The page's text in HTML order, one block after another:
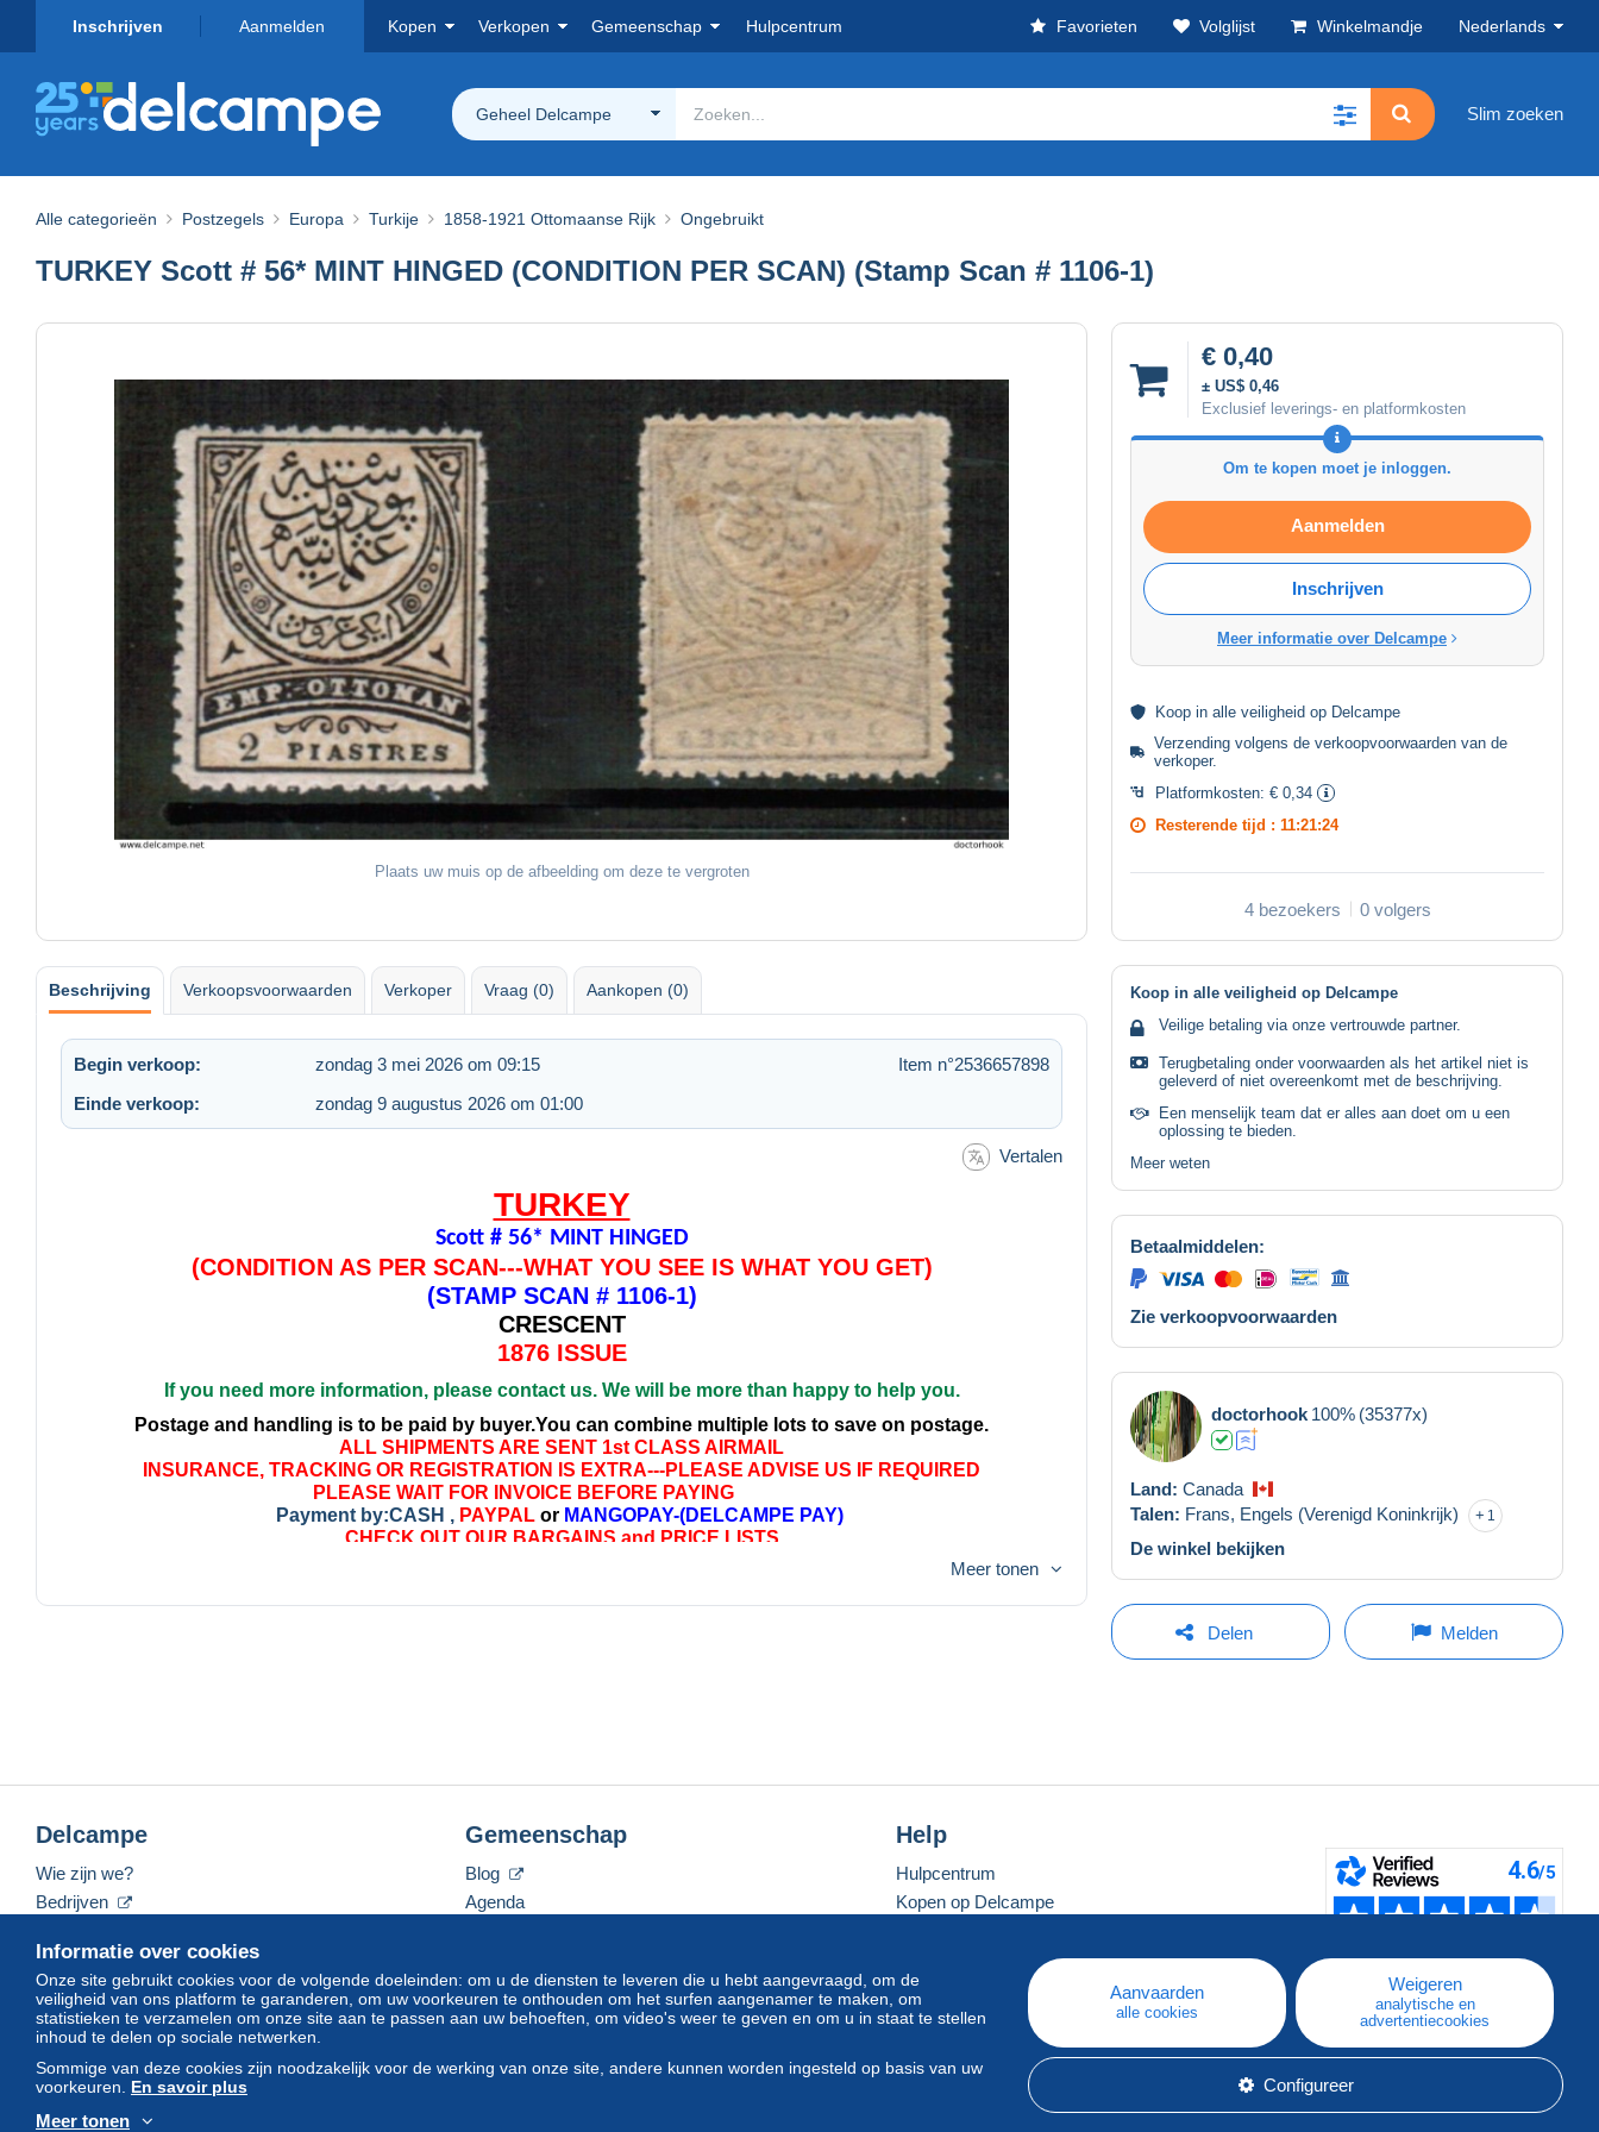
Inschrijven Aanmelden Kopen Verkopen Gemeenschap Hulpcentrum Favorieten Volglijst Winkelmandje Nederlands
Geheel Delcampe Slim zoeken
Alle categorieën Postzegels Europa Turkije 1858-1921 Ottomaanse Rijk Ongebruikt
TURKEY Scott # 56* MINT HINGED (CONDITION PER SCAN) (Stamp Scan # 1106-1)
Plaats uw muis op de afbeelding om deze te vergroten
€ 0,40
± US$ 0,46
Exclusief leverings- en platformkosten
Om te kopen moet je inloggen.
Aanmelden
Inschrijven
Meer informatie over Delcampe
Koop in alle veiligheid op Delcampe
Verzending volgens deverkoopvoorwaarden van de
verkoper.
Platformkosten: € 0,34
Resterende tijd : 11:21:23
4 bezoekers 0 volgers
Beschrijving Verkoopsvoorwaarden Verkoper Vraag (0) Aankopen (0)
Begin verkoop: zondag 3 mei 2026 om 09:15
Item n°2536657898
Einde verkoop:
zondag 9 augustus 2026 om 01:00
Vertalen
TURKEY
Scott # 56* MINT HINGED
(CONDITION AS PER SCAN---WHAT YOU SEE IS WHAT YOU GET)
(STAMP SCAN # 1106-1)
CRESCENT
1876 ISSUE
If you need more information, please contact us. We will be more than happy to help you.
Postage and handling is to be paid by buyer.You can combine multiple lots to save on postage.
ALL SHIPMENTS ARE SENT 1st CLASS AIRMAIL
INSURANCE, TRACKING OR REGISTRATION IS EXTRA---PLEASE ADVISE US IF REQUIRED
PLEASE WAIT FOR INVOICE BEFORE PAYING
Payment by:CASH , PAYPAL or MANGOPAY-(DELCAMPE PAY)
CHECK OUT OUR BARGAINS and PRICE LISTS
Meer tonen
Koop in alle veiligheid op Delcampe
Veilige betaling via onze vertrouwde partner.
Terugbetaling onder voorwaarden als het artikel niet is
geleverd of niet overeenkomt met de beschrijving.
Een menselijk team dat er alles aan doet om u een
oplossing te bieden.
Meer weten
Betaalmiddelen:
Zie verkoopvoorwaarden
doctorhook 100% (35377x)
Land: Canada
Talen: Frans, Engels (Verenigd Koninkrijk) 1
De winkel bekijken
Delen Melden
Informatie over cookies
Onze site gebruikt cookies voor de volgende doeleinden: om u de diensten te leveren die u hebt aangevraagd, om de
veiligheid van ons platform te garanderen, om uw voorkeuren te onthouden om het surfen aangenamer te maken, om
statistieken te verzamelen om onze site aan te passen aan uw behoeften, om video's weer te geven en om u in staat te stellen
inhoud te delen op sociale netwerken.
Sommige van deze cookies zijn noodzakelijk voor de werking van onze site, andere kunnen worden ingesteld op basis van uw
voorkeuren. En savoir plus
Meer tonen
Aanvaarden
alle cookies
Weigeren
analytische en
advertentiecookies
Configureer
Delcampe
Wie zijn we?
Bedrijven
Neem contact met ons op
Gemeenschap
Blog
Agenda
Help
Hulpcentrum
Kopen op Delcampe
Een beveiligde website
© Delcampe International srl. Alle rechten voorbehouden.